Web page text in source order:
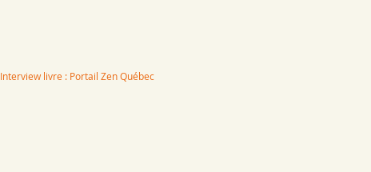
Interview livre : Portail Zen Québec